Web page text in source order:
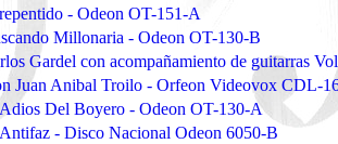
- Odeon OT-151-A
Millonaria - Odeon OT-130-B
Gardel con acompañamiento de guitarras
Juan Anibal Troilo - Orfeon Videovox CDL-
Del Boyero - Odeon OT-130-A
- Disco Nacional Odeon 6050-B